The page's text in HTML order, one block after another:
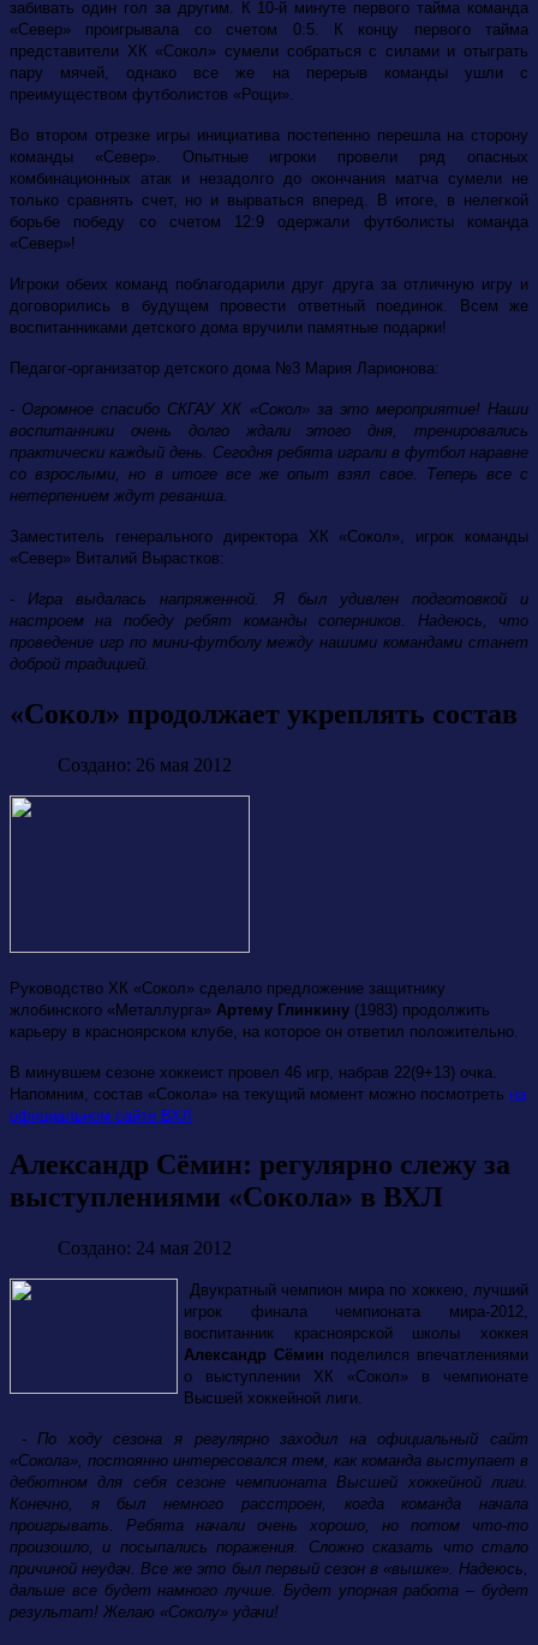
забивать один гол за другим. К 10-й минуте первого тайма команда
«Север» проигрывала со счетом 0:5. К концу первого тайма
представители ХК «Сокол» сумели собраться с силами и отыграть
пару мячей, однако все же на перерыв команды ушли с
преимуществом футболистов «Рощи».
Во втором отрезке игры инициатива постепенно перешла на сторону
команды «Север». Опытные игроки провели ряд опасных
комбинационных атак и незадолго до окончания матча сумели не
только сравнять счет, но и вырваться вперед. В итоге, в нелегкой
борьбе победу со счетом 12:9 одержали футболисты команда
«Север»!
Игроки обеих команд поблагодарили друг друга за отличную игру и
договорились в будущем провести ответный поединок. Всем же
воспитанниками детского дома вручили памятные подарки!
Педагог-организатор детского дома №3 Мария Ларионова:
- Огромное спасибо СКГАУ ХК «Сокол» за это мероприятие! Наши
воспитанники очень долго ждали этого дня, тренировались
практически каждый день. Сегодня ребята играли в футбол наравне
со взрослыми, но в итоге все же опыт взял свое. Теперь все с
нетерпением ждут реванша.
Заместитель генерального директора ХК «Сокол», игрок команды
«Север» Виталий Вырастков:
- Игра выдалась напряженной. Я был удивлен подготовкой и
настроем на победу ребят команды соперников. Надеюсь, что
проведение игр по мини-футболу между нашими командами станет
доброй традицией.
«Сокол» продолжает укреплять состав
Создано: 26 мая 2012
Руководство ХК «Сокол» сделало предложение защитнику
жлобинского «Металлурга» Артему Глинкину (1983) продолжить
карьеру в красноярском клубе, на которое он ответил положительно.
В минувшем сезоне хоккеист провел 46 игр, набрав 22(9+13) очка.
Напомним, состав «Сокола» на текущий момент можно посмотреть на
официальном сайте ВХЛ
Александр Сёмин: регулярно слежу за
выступлениями «Сокола» в ВХЛ
Создано: 24 мая 2012
Двукратный чемпион мира по хоккею, лучший
игрок финала чемпионата мира-2012,
воспитанник красноярской школы хоккея
Александр Сёмин поделился впечатлениями
о выступлении ХК «Сокол» в чемпионате
Высшей хоккейной лиги.
- По ходу сезона я регулярно заходил на официальный сайт
«Сокола», постоянно интересовался тем, как команда выступает в
дебютном для себя сезоне чемпионата Высшей хоккейной лиги.
Конечно, я был немного расстроен, когда команда начала
проигрывать. Ребята начали очень хорошо, но потом что-то
произошло, и посыпались поражения. Сложно сказать что стало
причиной неудач. Все же это был первый сезон в «вышке». Надеюсь,
дальше все будет намного лучше. Будет упорная работа – будет
результат! Желаю «Соколу» удачи!